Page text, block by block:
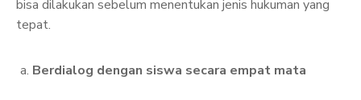
bisa dilakukan sebelum menentukan jenis hukuman yang
tepat.
Berdialog dengan siswa secara empat mata